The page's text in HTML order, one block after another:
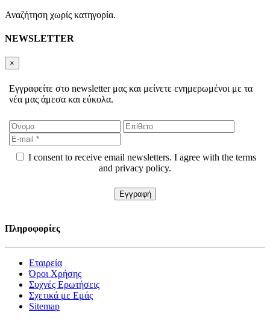
Αναζήτηση χωρίς κατηγορία.
NEWSLETTER
×
Εγγραφείτε στο newsletter μας και μείνετε ενημερωμένοι με τα
νέα μας άμεσα και εύκολα.
I consent to receive email newsletters. I agree with the terms
and privacy policy.
Πληροφορίες
Εταιρεία
Όροι Χρήσης
Συχνές Ερωτήσεις
Σχετικά με Εμάς
Sitemap